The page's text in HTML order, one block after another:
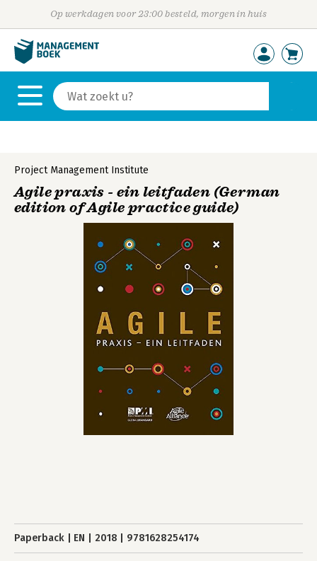
Op werkdagen voor 23:00 besteld, morgen in huis
Project Management Institute
Agile praxis - ein leitfaden (German
edition of Agile practice guide)
Paperback EN 2018 9781628254174